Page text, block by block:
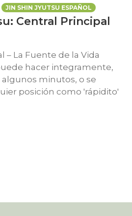
JIN SHIN JYUTSU ESPAÑOL
Central Principal
– La Fuente de la Vida
hacer integramente,
minutos, o se
posición como 'rápidito'